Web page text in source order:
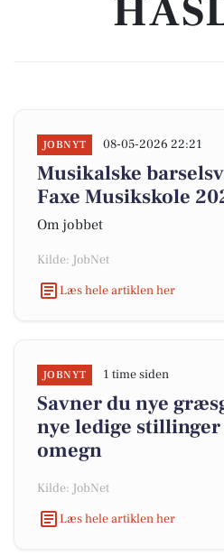
JOBNYT 08-05-2026 22:21
Musikalske
Faxe Musikskole
Om jobbet
Kilde: JobNet
Læs hele artiklen her
JOBNYT 1 time siden
Savner du nye
nye ledige
omegn
Kilde: JobNet
Læs hele artiklen her